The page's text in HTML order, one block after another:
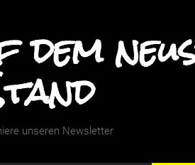
unseren Newsletter